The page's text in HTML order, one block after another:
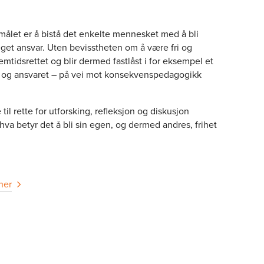
er å bistå det enkelte mennesket med å bli
ansvar. Uten bevisstheten om å være fri og
og blir dermed fastlåst i for eksempel et
ansvaret – på vei mot konsekvenspedagogikk
rette for utforsking, refleksjon og diskusjon
betyr det å bli sin egen, og dermed andres, frihet